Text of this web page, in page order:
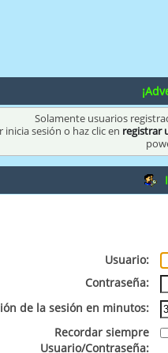
Solamente usuarios
inicia sesión o haz clic en registrar
Usuario:
Contraseña:
de la sesión en minutos:
Recordar siempre
Usuario/Contraseña: